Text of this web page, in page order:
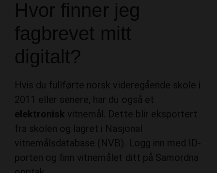
fagbrevet mitt
digitalt?
Hvis du fullførte norsk videregående skole i
2011 eller senere, har du også et
elektronisk
vitnemål. Dette blir eksportert
fra skolen og lagret i Nasjonal
vitnemålsdatabase (NVB). Logg inn med ID-
porten og finn vitnemålet ditt på Samordna